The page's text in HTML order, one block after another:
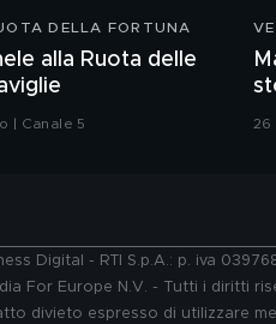
DELLA FORTUNA
alla Ruota delle
| Canale 5 26
Digital - RTI S.p.A.: p. iva
For Europe N.V. - Tutti i diritti
divieto espresso di utilizzare